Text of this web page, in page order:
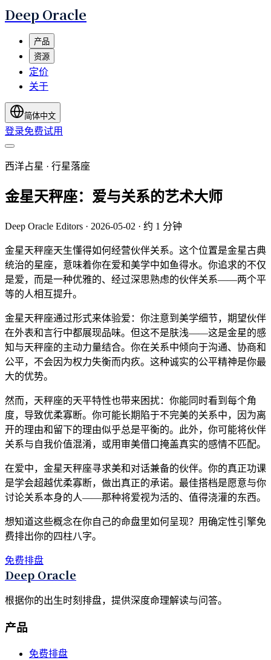
Deep Oracle
产品
资源
定价
关于
简体中文
登录免费试用
西洋占星 · 行星落座
金星天秤座：爱与关系的艺术大师
Deep Oracle Editors · 2026-05-02 · 约 1 分钟
金星天秤座天生懂得如何经营伙伴关系。这个位置是金星古典
统治的星座，意味着你在爱和美学中如鱼得水。你追求的不仅
是爱，而是一种优雅的、经过深思熟虑的伙伴关系——两个平
等的人相互提升。
金星天秤座通过形式来体验爱：你注意到美学细节，期望伙伴
在外表和言行中都展现品味。但这不是肤浅——这是金星的感
知与天秤座的主动力量结合。你在关系中倾向于沟通、协商和
公平，不会因为权力失衡而内疚。这种诚实的公平精神是你最
大的优势。
然而，天秤座的天平特性也带来困扰：你能同时看到每个角
度，导致优柔寡断。你可能长期陷于不完美的关系中，因为离
开的理由和留下的理由似乎总是平衡的。此外，你可能将伙伴
关系与自我价值混淆，或用审美借口掩盖真实的感情不匹配。
在爱中，金星天秤座寻求美和对话兼备的伙伴。你的真正功课
是学会超越优柔寡断，做出真正的承诺。最佳搭档是愿意与你
讨论关系本身的人——那种将爱视为活的、值得浇灌的东西。
想知道这些概念在你自己的命盘里如何呈现？用确定性引擎免
费排出你的四柱八字。
免费排盘
Deep Oracle
根据你的出生时刻排盘，提供深度命理解读与问答。
产品
免费排盘